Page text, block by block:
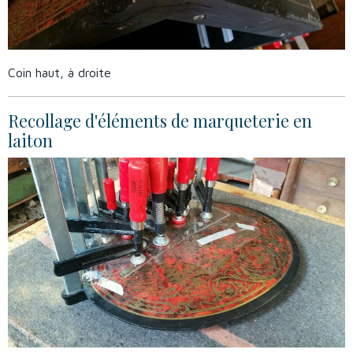
Coin haut, à droite
Recollage d'éléments de marqueterie en
laiton